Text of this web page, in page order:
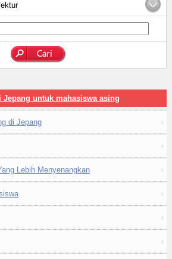
Jepang untuk mahasiswa asing
di Jepang
Lebih Menyenangkan